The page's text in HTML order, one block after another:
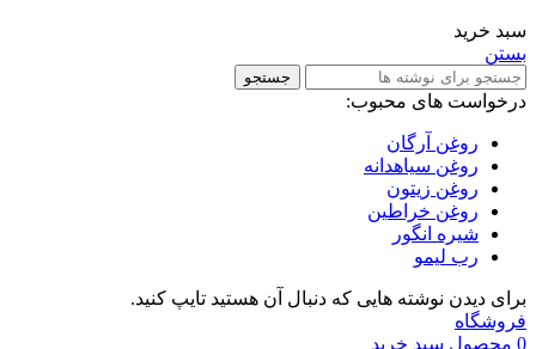
سبد خرید
بستن
جستجو
درخواست های محبوب:
روغن آرگان
روغن سیاهدانه
روغن زیتون
روغن خراطین
شیره انگور
رب لیمو
برای دیدن نوشته هایی که دنبال آن هستید تایپ کنید.
فروشگاه
0 محصول سبد خرید